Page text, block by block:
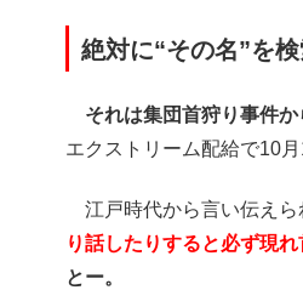
絶対に“その名”を
それは集団首狩り事件か
エクストリーム配給で10
江戸時代から言い伝えら
り話したりすると必ず現れ
とー。